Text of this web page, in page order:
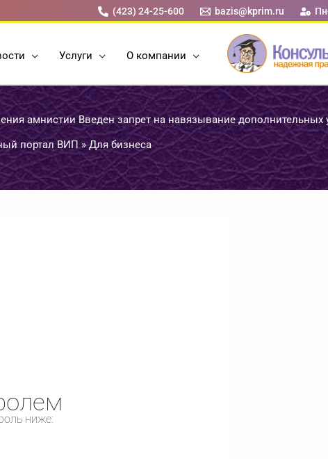
(423) 24-25-600 bazis@kprim.ru
Услуги О компании
амнистии Введен запрет на навязывание дополнительных
портал ВИП» Для бизнеса
ниже: